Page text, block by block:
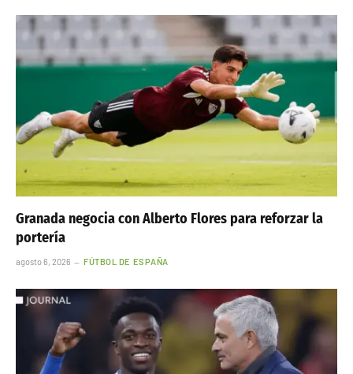
Granada negocia con Alberto Flores para reforzar la
portería
agosto 6, 2026 FÚTBOL DE ESPAÑA